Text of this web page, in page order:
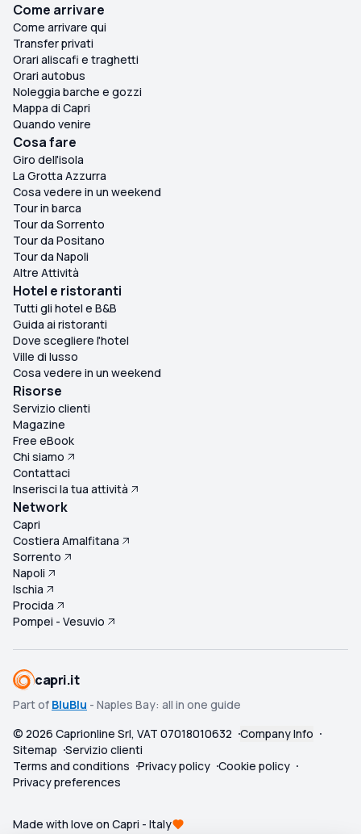
Come arrivare
Come arrivare qui
Transfer privati
Orari aliscafi e traghetti
Orari autobus
Noleggia barche e gozzi
Mappa di Capri
Quando venire
Cosa fare
Giro dell'isola
La Grotta Azzurra
Cosa vedere in un weekend
Tour in barca
Tour da Sorrento
Tour da Positano
Tour da Napoli
Altre Attività
Hotel e ristoranti
Tutti gli hotel e B&B
Guida ai ristoranti
Dove scegliere l'hotel
Ville di lusso
Cosa vedere in un weekend
Risorse
Servizio clienti
Magazine
Free eBook
Chi siamo
Contattaci
Inserisci la tua attività
Network
Capri
Costiera Amalfitana
Sorrento
Napoli
Ischia
Procida
Pompei - Vesuvio
capri.it
Part of BluBlu - Naples Bay: all in one guide
© 2026 Caprionline Srl, VAT 07018010632 Company Info
Sitemap Servizio clienti
Terms and conditions Privacy policy Cookie policy
Privacy preferences
Made with love on Capri - Italy